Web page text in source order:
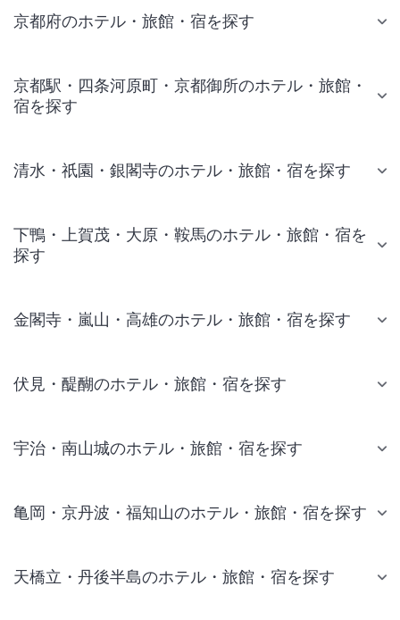
京都府のホテル・旅館・宿を探す
京都駅・四条河原町・京都御所のホテル・旅館・
宿を探す
清水・祇園・銀閣寺のホテル・旅館・宿を探す
下鴨・上賀茂・大原・鞍馬のホテル・旅館・宿を
探す
金閣寺・嵐山・高雄のホテル・旅館・宿を探す
伏見・醍醐のホテル・旅館・宿を探す
宇治・南山城のホテル・旅館・宿を探す
亀岡・京丹波・福知山のホテル・旅館・宿を探す
天橋立・丹後半島のホテル・旅館・宿を探す